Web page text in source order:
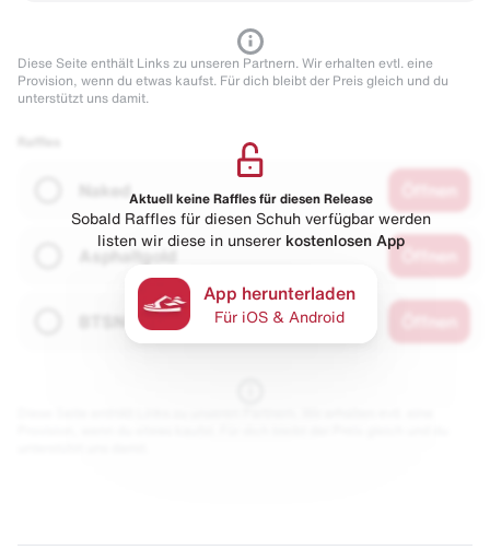
Diese Seite enthält Links zu unseren Partnern. Wir erhalten evtl. eine
Provision, wenn du etwas kaufst. Für dich bleibt der Preis gleich und du
unterstützt uns damit.
Naked
Asphaltgold
Aktuell keine Raffles für diesen Release
Sobald Raffles für diesen Schuh verfügbar werden
listen wir diese in unserer kostenlosen App
App herunterladen
Für iOS & Android